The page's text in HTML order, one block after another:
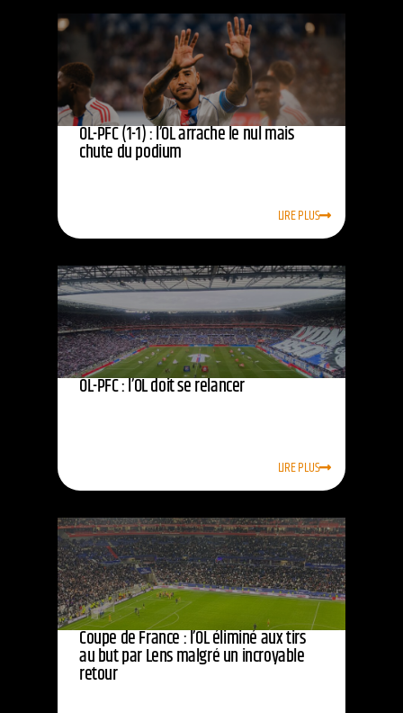
OL-PFC (1-1) : l’OL arrache le nul mais
chute du podium
LIRE PLUS
OL-PFC : l’OL doit se relancer
LIRE PLUS
Coupe de France : l’OL éliminé aux tirs
au but par Lens malgré un incroyable
retour